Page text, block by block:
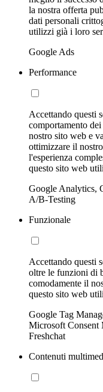
la nostra offerta
dati personali
utilizzi già i loro
Google Ads
Performance
Accettando questi
comportamento
nostro sito web e
ottimizzare il
l'esperienza
questo sito web
Google Analytics,
A/B-Testing
Funzionale
Accettando questi
oltre le funzioni di
comodamente il
questo sito web
Google Tag
Microsoft Consent
Freshchat
Contenuti